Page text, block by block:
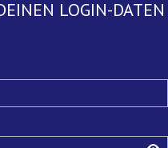
LOGIN-DATEN